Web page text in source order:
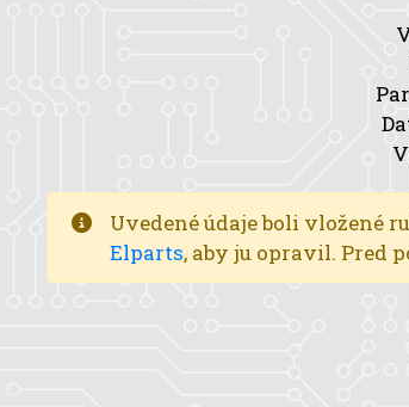
Uvedené údaje boli vložené
Elparts, aby ju opravil. Pred